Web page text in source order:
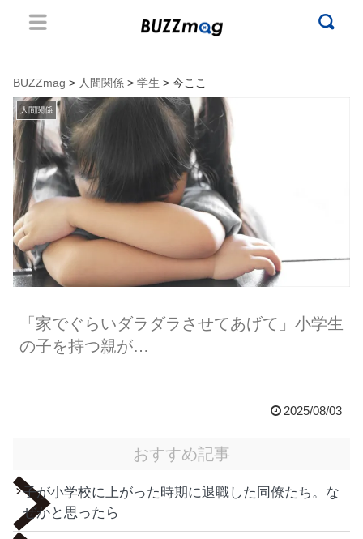
BUZZmag > 人間関係 > 学生 > 今ここ
人間関係
「家でぐらいダラダラさせてあげて」小学生
の子を持つ親が…
2025/08/03
おすすめ記事
子が小学校に上がった時期に退職した同僚たち。な
ぜかと思ったら